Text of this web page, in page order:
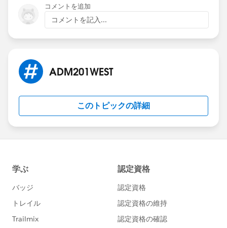
コメントを追加
コメントを記入...
ADM201WEST
このトピックの詳細